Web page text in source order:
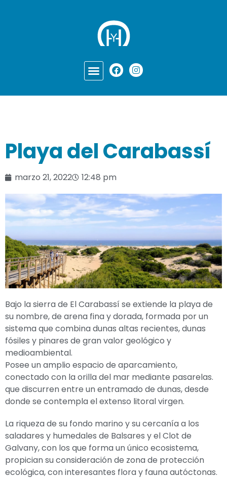
Playa del Carabassí
marzo 21, 2022 12:48 pm
Bajo la sierra de El Carabassí se extiende la playa de
su nombre, de arena fina y dorada, formada por un
sistema que combina dunas altas recientes, dunas
fósiles y pinares de gran valor geológico y
medioambiental.
Posee un amplio espacio de aparcamiento,
conectado con la orilla del mar mediante pasarelas.
que discurren entre un entramado de dunas, desde
donde se contempla el extenso litoral virgen.
La riqueza de su fondo marino y su cercanía a los
saladares y humedales de Balsares y el Clot de
Galvany, con los que forma un único ecosistema,
propician su consideración de zona de protección
ecológica, con interesantes flora y fauna autóctonas.